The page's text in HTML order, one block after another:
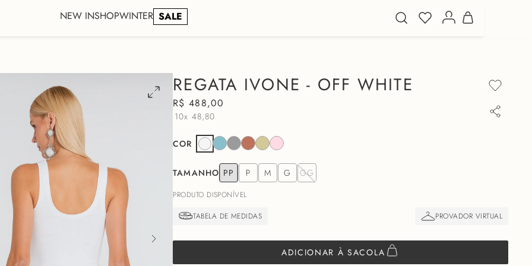
NEW INSHOPWINTER SALE
REGATA IVONE - OFF WHITE
R$ 488,00
10x 48,80
COR
TAMANHO PP P M G GG
PRODUTO DISPONÍVEL
ADICIONAR À SACOLA